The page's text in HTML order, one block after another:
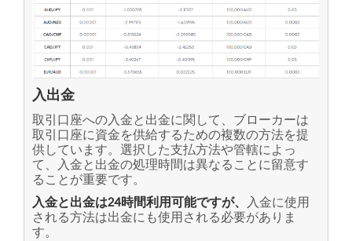
入出金
取引口座への入金と出金に関して、ブローカーは
取引口座に資金を供給するための複数の方法を提
供しています。選択した支払方法や管轄によっ
て、入金と出金の処理時間は異なることに留意す
ることが重要です。
入金と出金は24時間利用可能ですが、 入金に使用
される方法は出金にも使用される必要がありま
す。